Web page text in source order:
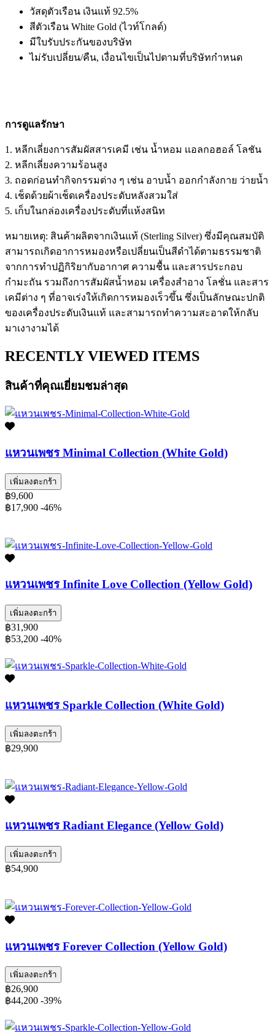
วัสดุตัวเรือน เงินแท้ 92.5%
สีตัวเรือน White Gold (ไวท์โกลด์)
มีใบรับประกันของบริษัท
ไม่รับเปลี่ยน/คืน, เงื่อนไขเป็นไปตามที่บริษัทกำหนด
การดูแลรักษา
1. หลีกเลี่ยงการสัมผัสสารเคมี เช่น น้ำหอม เเอลกอฮอล์ โลชัน
2. หลีกเลี่ยงความร้อนสูง
3. ถอดก่อนทำกิจกรรมต่าง ๆ เช่น อาบน้ำ ออกกำลังกาย ว่ายน้ำ
4. เช็ดด้วยผ้าเช็ดเครื่องประดับหลังสวมใส่
5. เก็บในกล่องเครื่องประดับที่เเห้งสนิท
หมายเหตุ: สินค้าผลิตจากเงินแท้ (Sterling Silver) ซึ่งมีคุณสมบัติ
สามารถเกิดอาการหมองหรือเปลี่ยนเป็นสีดำได้ตามธรรมชาติ
จากการทำปฏิกิริยากับอากาศ ความชื้น และสารประกอบ
กำมะถัน รวมถึงการสัมผัสน้ำหอม เครื่องสำอาง โลชั่น และสาร
เคมีต่าง ๆ ที่อาจเร่งให้เกิดการหมองเร็วขึ้น ซึ่งเป็นลักษณะปกติ
ของเครื่องประดับเงินแท้ และสามารถทำความสะอาดให้กลับ
มาเงางามได้
RECENTLY VIEWED ITEMS
สินค้าที่คุณเยี่ยมชมล่าสุด
แหวนเพชร Minimal Collection (White Gold)
เพิ่มลงตะกร้า
฿9,600
฿17,900 -46%
แหวนเพชร Infinite Love Collection (Yellow Gold)
เพิ่มลงตะกร้า
฿31,900
฿53,200 -40%
แหวนเพชร Sparkle Collection (White Gold)
เพิ่มลงตะกร้า
฿29,900
แหวนเพชร Radiant Elegance (Yellow Gold)
เพิ่มลงตะกร้า
฿54,900
แหวนเพชร Forever Collection (Yellow Gold)
เพิ่มลงตะกร้า
฿26,900
฿44,200 -39%